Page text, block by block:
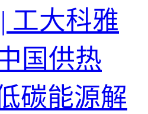
工大科雅
国供热
碳能源解